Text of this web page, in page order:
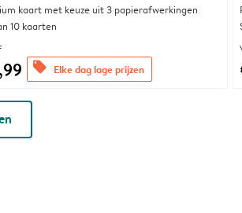
kaart met keuze uit 3 papierafwerkingen
10 kaarten
offers Elke dag lage prijzen